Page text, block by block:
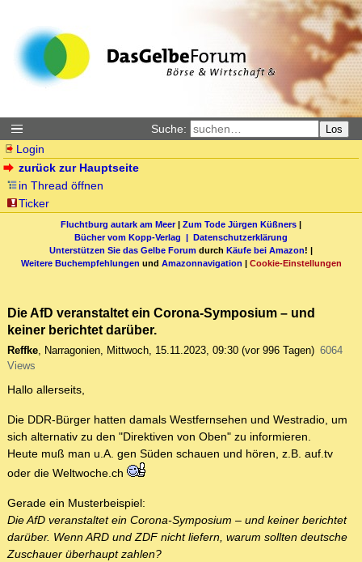
Suche: Los
Login
zurück zur Hauptseite
in Thread öffnen
Ticker
Fluchtburg autark am Meer| Zum Tode Jürgen Küßners |
Bücher vom Kopp-Verlag | Datenschutzerklärung
Unterstützen Sie das Gelbe Forum durch Käufe bei Amazon! |
Weitere Buchempfehlungen und Amazonnavigation | Cookie-Einstellungen
Die AfD veranstaltet ein Corona-Symposium – und
keiner berichtet darüber.
Reffke, Narragonien, Mittwoch, 15.11.2023, 09:30 (vor 996 Tagen) 6064
Views
Hallo allerseits,
Die DDR-Bürger hatten damals Westfernsehen und Westradio, um
sich alternativ zu den "Direktiven von Oben" zu informieren.
Heute muß man u.A. gen Süden schauen und hören, z.B. auf.tv
oder die Weltwoche.ch
Gerade ein Musterbeispiel:
Die AfD veranstaltet ein Corona-Symposium – und keiner berichtet
darüber. Wenn ARD und ZDF nicht liefern, warum sollten deutsche
Zuschauer überhaupt zahlen?